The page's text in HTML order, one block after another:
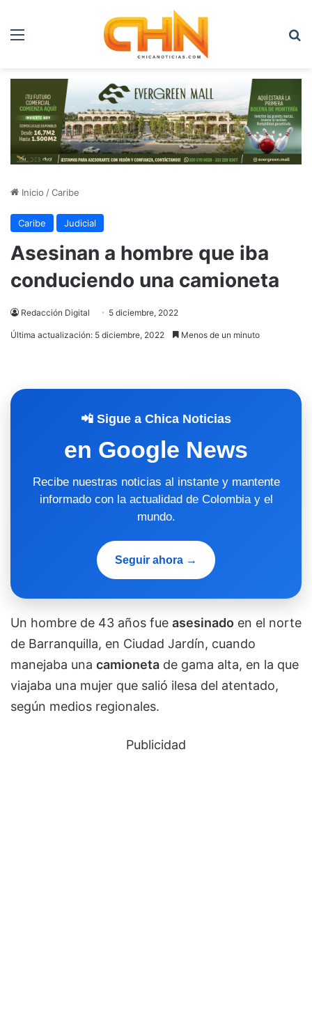
Menú
Inicio /Caribe
Caribe Judicial
Asesinan a hombre que iba
conduciendo una camioneta
Redacción Digital 5 diciembre, 2022
Última actualización: 5 diciembre, 2022 Menos de un minuto
📲 Sigue a Chica Noticias
en Google News
Recibe nuestras noticias al instante y mantente
informado con la actualidad de Colombia y el
mundo.
Seguir ahora →
Un hombre de 43 años fue asesinado en el norte
de Barranquilla, en Ciudad Jardín, cuando
manejaba una camioneta de gama alta, en la que
viajaba una mujer que salió ilesa del atentado,
según medios regionales.
Publicidad